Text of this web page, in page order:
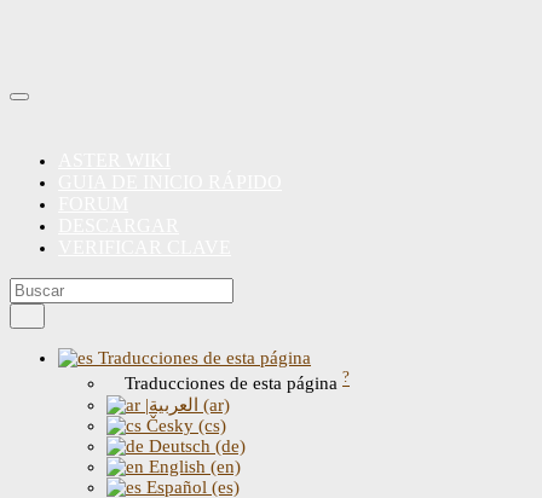
Traducciones de esta página
Traducciones de esta página ?
|العربية (ar)
Česky (cs)
Deutsch (de)
English (en)
Español (es)